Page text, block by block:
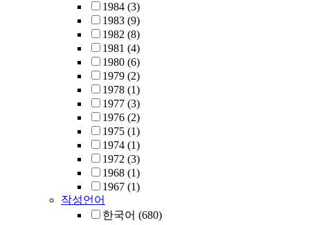
1984 (3)
1983 (9)
1982 (8)
1981 (4)
1980 (6)
1979 (2)
1978 (1)
1977 (3)
1976 (2)
1975 (1)
1974 (1)
1972 (3)
1968 (1)
1967 (1)
작성언어
한국어 (680)